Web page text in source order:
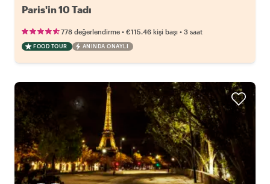
Paris'in 10 Tadı
778 değerlendirme • €115.46 kişi başı • 3 saat
FOOD TOUR ANINDA ONAYLI